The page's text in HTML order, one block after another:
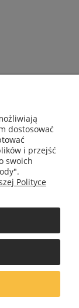
dostosować
i przejść
swoich
Polityce